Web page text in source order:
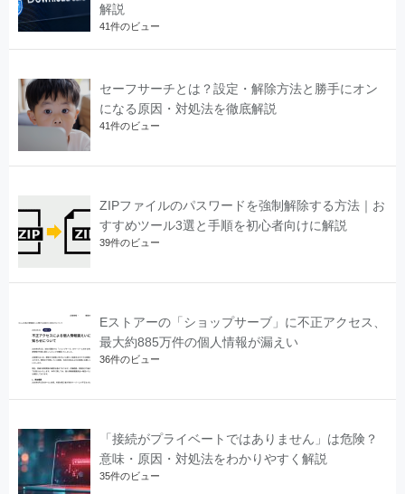
解説
41件のビュー
セーフサーチとは？設定・解除方法と勝手にオン
になる原因・対処法を徹底解説
41件のビュー
ZIPファイルのパスワードを強制解除する方法｜お
すすめツール3選と手順を初心者向けに解説
39件のビュー
Eストアーの「ショップサーブ」に不正アクセス、
最大約885万件の個人情報が漏えい
36件のビュー
「接続がプライベートではありません」は危険？
意味・原因・対処法をわかりやすく解説
35件のビュー